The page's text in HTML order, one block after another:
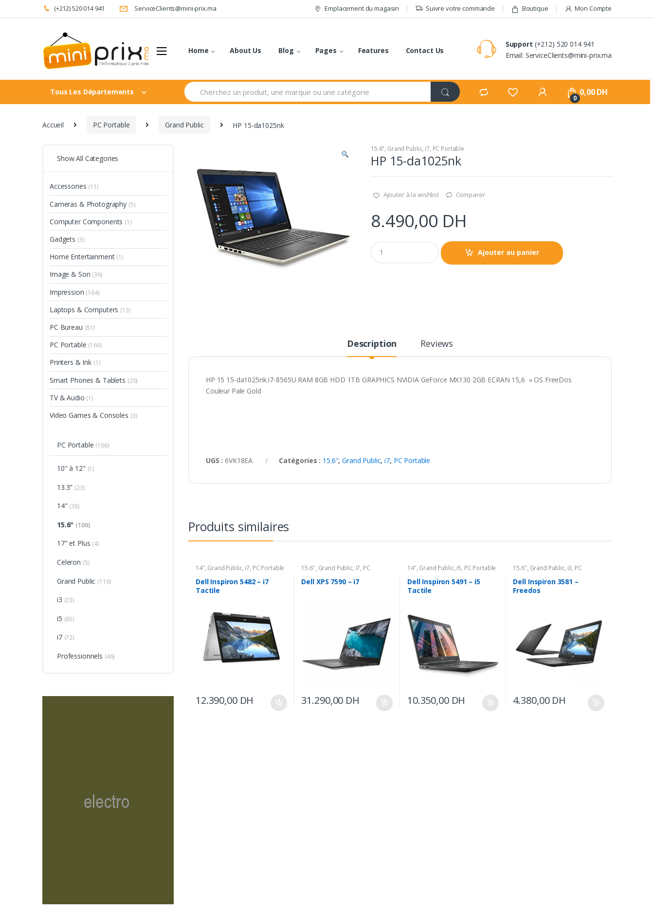
to
to
(+212) 520 014 941 ServiceClients@mini-prix.ma Emplacement du magasin Suivre votre commande Boutique Mon Compte
Home About Us Blog Pages Features Contact Us
Support (+212) 520 014 941
Email: ServiceClients@mini-prix.ma
Tous Les Départements
Search
for:
0
0,00DH
Accueil PC Portable Grand Public HP 15-da1025nk
15.6", Grand Public, i7, PC Portable
HP 15-da1025nk
Ajouter à la wishlist Comparer
8.490,00 DH
Q
u
a
Ajouter au panier
Description Reviews
HP 15 15-da1025nk i7-8565U RAM 8GB HDD 1TB GRAPHICS NVIDIA GeForce MX130 2GB ECRAN 15,6 » OS FreeDos
Couleur Pale Gold
UGS : 6VK18EA Catégories : 15.6",Grand Public,i7, PC Portable
Produits similaires
14", Grand Public, i7, PC Portable
Dell Inspiron 5482 – i7
Tactile
12.390,00 DH
15.6", Grand Public, i7, PC
Portable
Dell XPS 7590 – i7
31.290,00 DH
14", Grand Public, i5, PC Portable
Dell Inspiron 5491 – i5
Tactile
10.350,00 DH
15.6", Grand Public, i3, PC
Portable
Dell Inspiron 3581 –
Freedos
4.380,00 DH
Show All Categories
Accessories (11)
Cameras & Photography (5)
Computer Components (1)
Gadgets (3)
Home Entertainment (1)
Image & Son (36)
Impression (164)
Laptops & Computers (13)
PC Bureau (81)
PC Portable (166)
Printers & Ink (1)
Smart Phones & Tablets (20)
TV & Audio (1)
Video Games & Consoles (3)
PC Portable (166)
10" à 12" (1)
13.3" (23)
14" (38)
15.6" (100)
17" et Plus (4)
Celeron (5)
Grand Public (119)
i3 (23)
i5 (65)
i7 (72)
Professionnels (46)